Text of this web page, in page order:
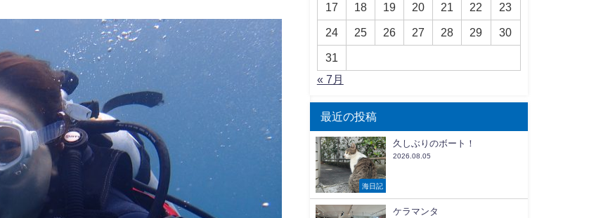
17 18 19 20 21 22 23
24 25 26 27 28 29 30
31
« 7月
最近の投稿
海日記
久しぶりのボート！
2026.08.05
ケラマンタ